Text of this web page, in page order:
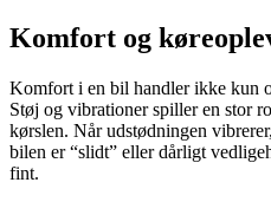
Komfort og
Komfort i en bil handler ikke kun
Støj og vibrationer spiller en stor
kørslen. Når udstødningen
bilen er “slidt” eller dårligt
fint.